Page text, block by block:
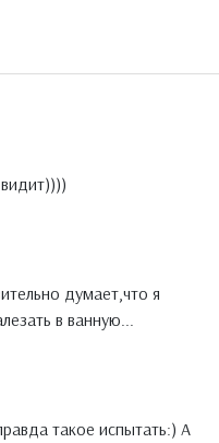
думает,что я
в ванную...
такое испытать:) А